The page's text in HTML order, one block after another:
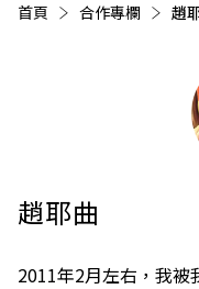
首頁 合作專欄 目
趙
趙耶曲
2011年2月左右，我被